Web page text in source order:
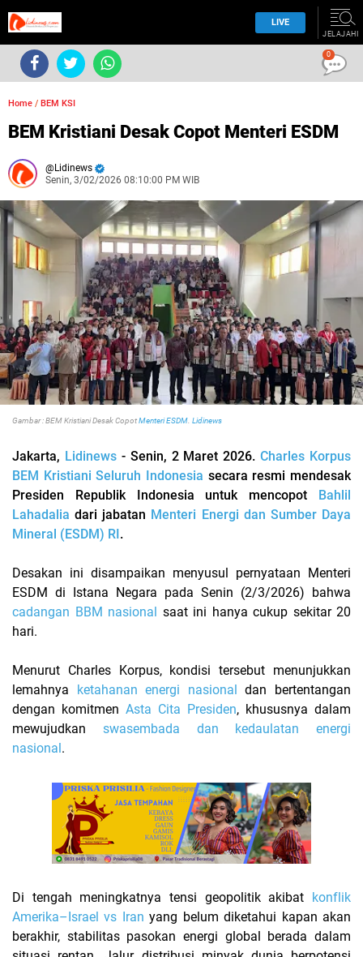
LIVE
JELAJAHI
Home / BEM KSI
BEM Kristiani Desak Copot Menteri ESDM
Lidinews
Senin, 3/02/2026 08:10:00 PM WIB
Gambar : BEM Kristiani Desak CopotMenteri ESDM Lidinews
Jakarta, Lidinews- Senin, 2 Maret 2026.Charles Korpus
BEM Kristiani Seluruh Indonesia secara resmi mendesak
Presiden Republik Indonesia untuk mencopot Bahlil
Lahadalia dari jabatan Menteri Energi dan Sumber Daya
Mineral (ESDM) RI.
Desakan ini disampaikan menyusul pernyataan Menteri
ESDM di Istana Negara pada Senin (2/3/2026) bahwa
cadangan BBM nasional saat ini hanya cukup sekitar 20
hari.
Menurut Charles Korpus, kondisi tersebut menunjukkan
lemahnya ketahanan energi nasional dan bertentangan
dengan komitmen Asta Cita Presiden, khususnya dalam
mewujudkan swasembada dan kedaulatan energi
nasional.
Di tengah meningkatnya tensi geopolitik akibat konflik
Amerika–Israel vs Iran yang belum diketahui kapan akan
berakhir, stabilitas pasokan energi global berada dalam
0